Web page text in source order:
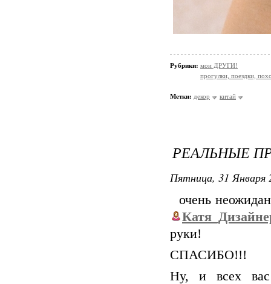
Рубрики: мои ДРУГИ!
прогулки, поездки,
Метки: декор китай
РЕАЛЬНЫЕ
Пятница, 31 Января
очень
руки!
СПАСИБО!!!
Ну, и всех